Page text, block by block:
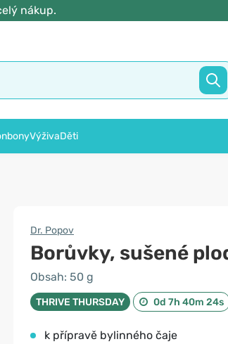
nákup.
VýživaDěti
Dr. Popov
Borůvky, sušené
Obsah: 50 g
THRIVE THURSDAY 0d 7h 40m 23s
k přípravě bylinného čaje